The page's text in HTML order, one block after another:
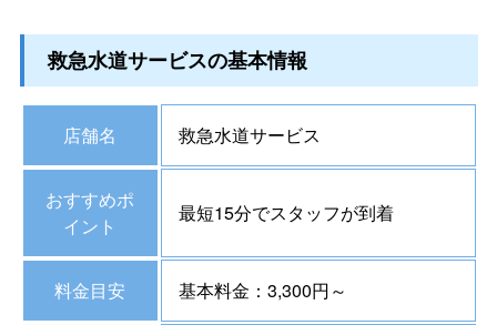
救急水道サービスの基本情報
店舗名 救急水道サービス
おすすめポ
イント
最短15分でスタッフが到着
料金目安 基本料金：3,300円～